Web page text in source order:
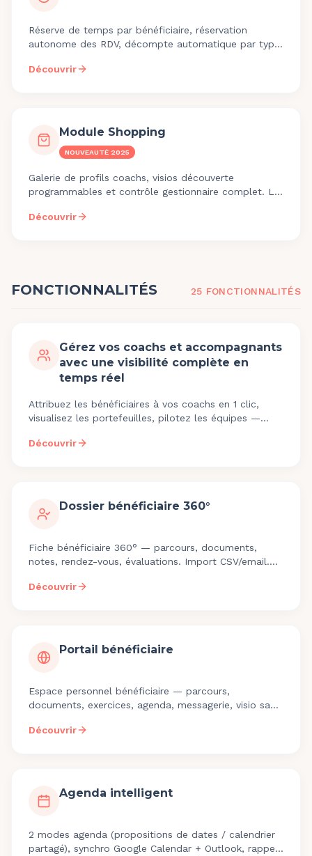
Réserve de temps par bénéficiaire, réservation
autonome des RDV, décompte automatique par type
Découvrir
Module Shopping
NOUVEAUTÉ 2025
Galerie de profils coachs, visios découverte
programmables et contrôle gestionnaire complet. Le
progresse.
Découvrir
FONCTIONNALITÉS 25 FONCTIONNALITÉS
Gérez vos coachs et accompagnants
avec une visibilité complète en
temps réel
Attribuez les bénéficiaires à vos coachs en 1 clic,
visualisez les portefeuilles, pilotez les équipes —
Découvrir
Dossier bénéficiaire 360°
Fiche bénéficiaire 360° — parcours, documents,
notes, rendez-vous, évaluations. Import CSV/email.
Découvrir
Portail bénéficiaire
Espace personnel bénéficiaire — parcours,
documents, exercices, agenda, messagerie, visio sans
surcoût.
Découvrir
Agenda intelligent
2 modes agenda (propositions de dates / calendrier
partagé), synchro Google Calendar + Outlook, rappels